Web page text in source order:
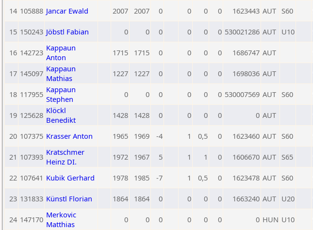
14 105888 Jancar Ewald 2007 2007 0 0 0 0 1623443 AUT S60
15 150243 Jöbstl Fabian 0 0 0 0 0 0 530021286 AUT U10
16 142723 Kappaun
Anton
1715 1715 0 0 0 0 1686747 AUT
17 145097 Kappaun
Mathias
1227 1227 0 0 0 0 1698036 AUT
18 117955 Kappaun
Stephen
0 0 0 0 0 0 530007569 AUT S60
19 125628 Klöckl
Benedikt
1428 1428 0 0 0 0 0 AUT
20 107375 Krasser Anton 1965 1969 -4 1 0,5 0 1623460 AUT S60
21 107393 Kratschmer
Heinz DI.
1972 1967 5 1 1 0 1606670 AUT S65
22 107641 Kubik Gerhard 1978 1985 -7 1 0,5 0 1623478 AUT S60
23 131833 Künstl Florian 1864 1864 0 0 0 0 1663240 AUT U20
24 147170 Merkovic
Matthias
0 0 0 0 0 0 0 HUN U10